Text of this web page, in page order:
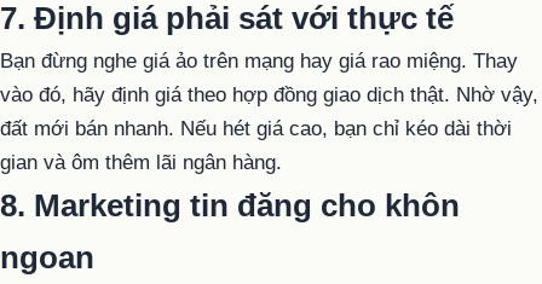
7. Định giá phải sát với thực tế
Bạn đừng nghe giá ảo trên mạng hay giá rao miệng. Thay
vào đó, hãy định giá theo hợp đồng giao dịch thật. Nhờ vậy,
đất mới bán nhanh. Nếu hét giá cao, bạn chỉ kéo dài thời
gian và ôm thêm lãi ngân hàng.
8. Marketing tin đăng cho khôn
ngoan